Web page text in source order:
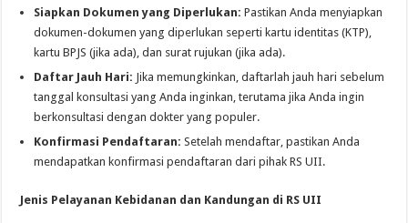
Siapkan Dokumen yang Diperlukan: Pastikan Anda menyiapkan
dokumen-dokumen yang diperlukan seperti kartu identitas (KTP),
kartu BPJS (jika ada), dan surat rujukan (jika ada).
Daftar Jauh Hari: Jika memungkinkan, daftarlah jauh hari sebelum
tanggal konsultasi yang Anda inginkan, terutama jika Anda ingin
berkonsultasi dengan dokter yang populer.
Konfirmasi Pendaftaran: Setelah mendaftar, pastikan Anda
mendapatkan konfirmasi pendaftaran dari pihak RS UII.
Jenis Pelayanan Kebidanan dan Kandungan di RS UII